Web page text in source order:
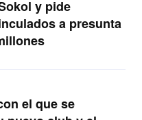
y pide
a presunta
el que se